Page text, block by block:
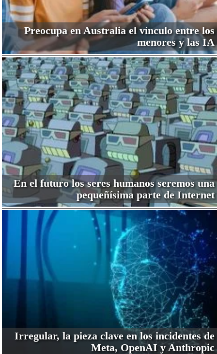
Preocupa en Australia el vínculo entre los
menores y las IA
En el futuro los seres humanos seremos una
pequeñísima parte de Internet
Irregular, la pieza clave en los incidentes de
Meta, OpenAI y Anthropic